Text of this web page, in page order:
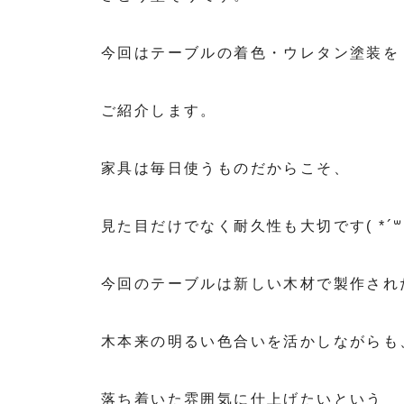
今回はテーブルの着色・ウレタン塗装を
ご紹介します。
家具は毎日使うものだからこそ、
見た目だけでなく耐久性も大切です(
今回のテーブルは新しい木材で製作され
木本来の明るい色合いを活かしながらも
落ち着いた雰囲気に仕上げたいという